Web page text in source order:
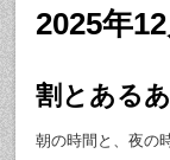
2025年
割とある
朝の時間と、夜の